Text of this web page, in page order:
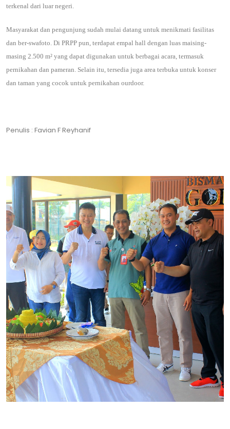
terkenal dari luar negeri.
Masyarakat dan pengunjung sudah mulai datang untuk menikmati fasilitas
dan ber-swafoto. Di PRPP pun, terdapat empal hall dengan luas maising-
masing 2.500 m² yang dapat digunakan untuk berbagai acara, termasuk
pernikahan dan pameran. Selain itu, tersedia juga area terbuka untuk konser
dan taman yang cocok untuk pernikahan ourdoor.
Penulis : Favian F Reyhanif